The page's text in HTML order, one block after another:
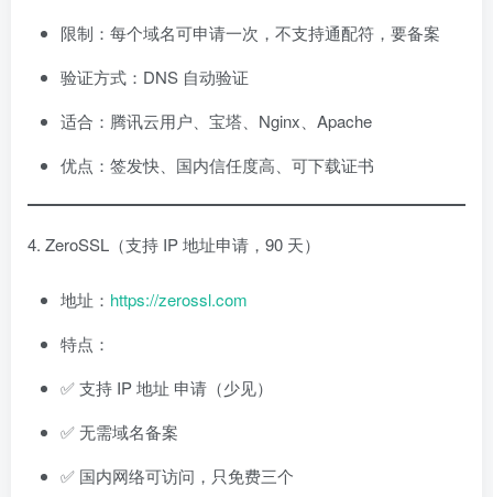
限制：每个域名可申请一次，不支持通配符，要备案
验证方式：DNS 自动验证
适合：腾讯云用户、宝塔、Nginx、Apache
优点：签发快、国内信任度高、可下载证书
4. ZeroSSL（支持 IP 地址申请，90 天）
地址： https://zerossl.com
特点：
✅ 支持 IP 地址 申请（少见）
✅ 无需域名备案
✅ 国内网络可访问，只免费三个